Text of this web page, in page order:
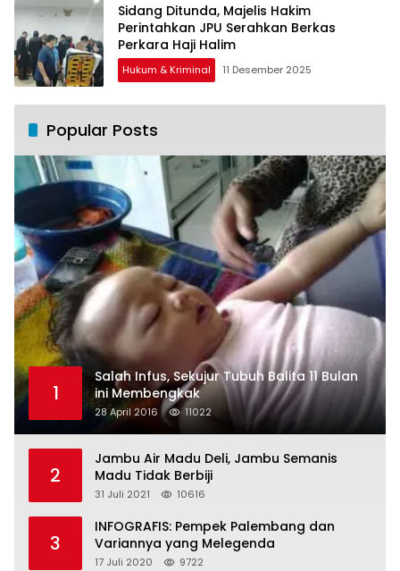
Sidang Ditunda, Majelis Hakim
Perintahkan JPU Serahkan Berkas
Perkara Haji Halim
Hukum & Kriminal 11 Desember 2025
Popular Posts
1
Salah Infus, Sekujur Tubuh Balita 11 Bulan
ini Membengkak
28 April 2016 11022
2
Jambu Air Madu Deli, Jambu Semanis
Madu Tidak Berbiji
31 Juli 2021 10616
3
INFOGRAFIS: Pempek Palembang dan
Variannya yang Melegenda
17 Juli 2020 9722